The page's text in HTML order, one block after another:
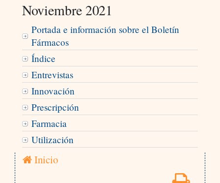
Noviembre 2021
Portada e información sobre el Boletín
Fármacos
Índice
Entrevistas
Innovación
Prescripción
Farmacia
Utilización
Inicio